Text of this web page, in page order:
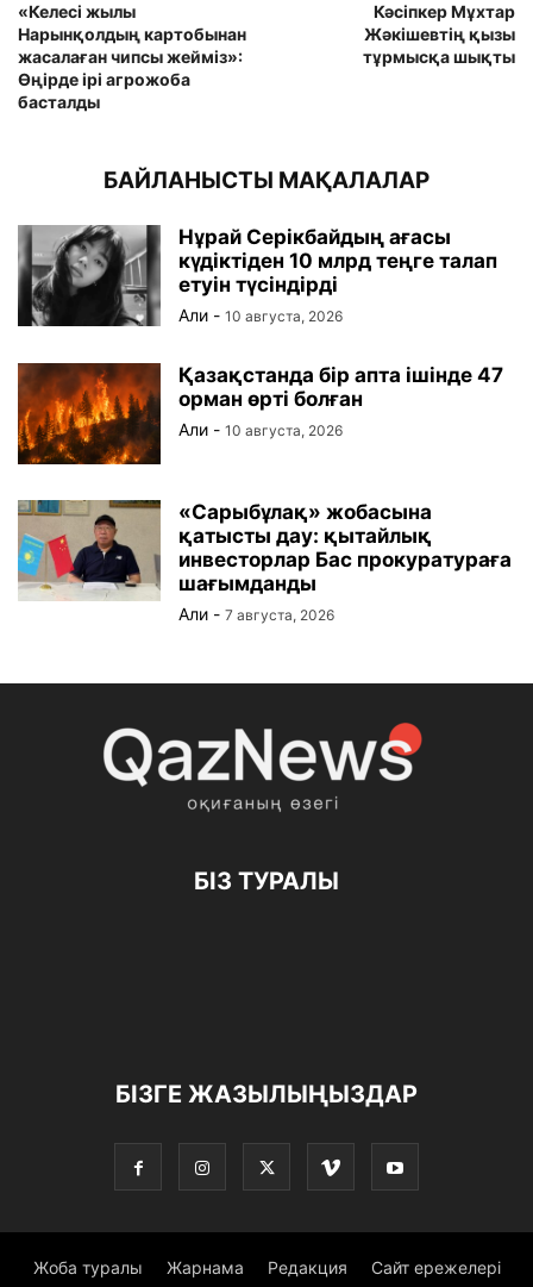
«Келесі жылы
Нарынқолдың картобынан
жасалаған чипсы жейміз»:
Өңірде ірі агрожоба
басталды
Кәсіпкер Мұхтар
Жәкішевтің қызы
тұрмысқа шықты
БАЙЛАНЫСТЫ МАҚАЛАЛАР
Нұрай Серікбайдың ағасы
күдіктіден 10 млрд теңге талап
етуін түсіндірді
Али - 10 августа, 2026
Қазақстанда бір апта ішінде 47
орман өрті болған
Али - 10 августа, 2026
«Сарыбұлақ» жобасына
қатысты дау: қытайлық
инвесторлар Бас прокуратураға
шағымданды
Али - 7 августа, 2026
БІЗ ТУРАЛЫ
БІЗГЕ ЖАЗЫЛЫҢЫЗДАР
Жоба туралы Жарнама Редакция Сайт ережелері